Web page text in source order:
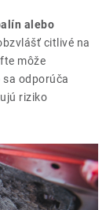
alebo
citlivé na
môže
odporúča
riziko